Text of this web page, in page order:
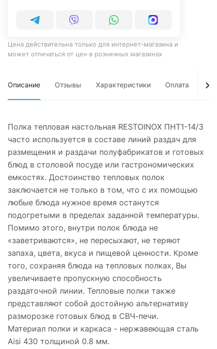
Цена действительна только для интернет-магазина и
может отличаться от цен в розничных магазинах
Описание Отзывы Характеристики Оплата
Полка тепловая настольная RESTOINOX ПНТ1-14/3
часто используется в составе линий раздач для
размещения и раздачи полуфабрикатов и готовых
блюд в столовой посуде или гастрономических
емкостях. Достоинство тепловых полок
заключается не только в том, что с их помощью
любые блюда нужное время останутся
подогретыми в пределах заданной температуры.
Помимо этого, внутри полок блюда не
«заветриваются», не пересыхают, не теряют
запаха, цвета, вкуса и пищевой ценности. Кроме
того, сохраняя блюда на тепловых полках, Вы
увеличиваете пропускную способность
раздаточной линии. Тепловые полки также
представляют собой достойную альтернативу
разморозке готовых блюд в СВЧ-печи.
Материал полки и каркаса - нержавеющая сталь
Aisi 430 толщиной 0.8 мм.